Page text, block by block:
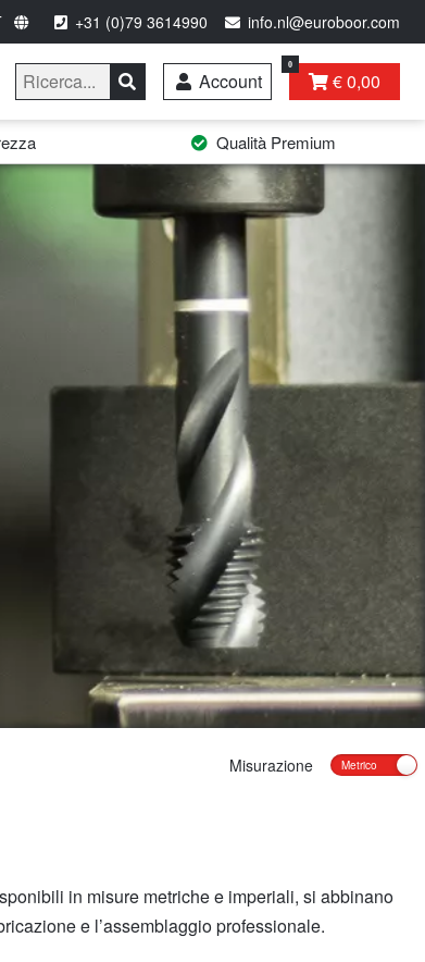
+31 (0)79 3614990 info.nl@euroboor.com
Account
0
€ 0,00
Qualità Premium
Misurazione
in misure metriche e imperiali, si abbinano
e l’assemblaggio professionale.